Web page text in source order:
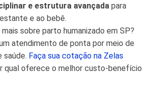
e estrutura avançada para
e ao bebê.
sobre parto humanizado em SP?
atendimento de ponta por meio de
saúde. Faça sua cotação na Zelas
qual oferece o melhor custo-benefício